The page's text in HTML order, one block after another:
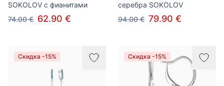
SOKOLOV с фианитами
74.00 € 62.90 €
серебра SOKOLOV
94.00 € 79.90 €
Скидка -15% Скидка -15%